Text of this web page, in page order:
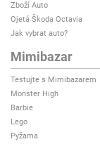
Zboží Auto
Ojetá Škoda Octavia
Jak vybrat auto?
Mimibazar
Testujte s Mimibazarem
Monster High
Barbie
Lego
Pyžama